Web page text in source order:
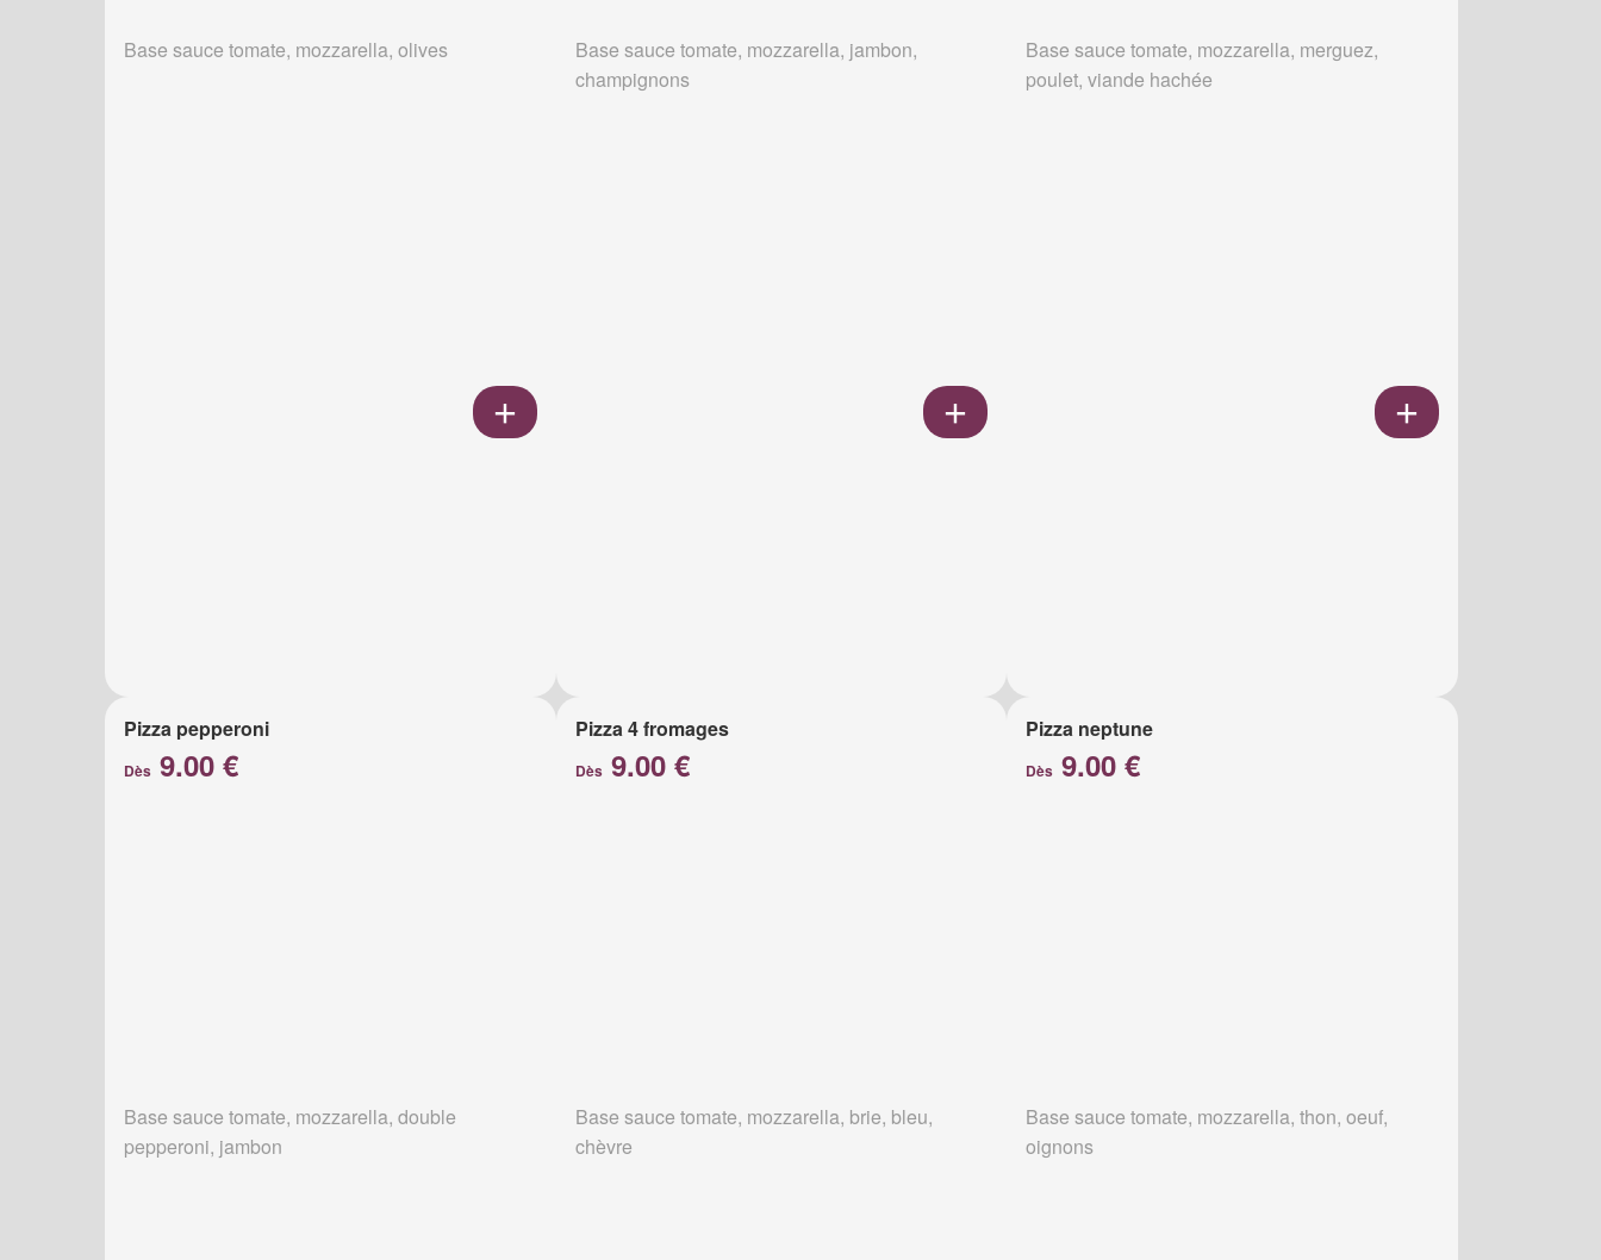
Base sauce tomate, mozzarella, olives
Base sauce tomate, mozzarella, jambon,
champignons
Base sauce tomate, mozzarella, merguez,
poulet, viande hachée
Pizza pepperoni
Dès 9.00 €
Base sauce tomate, mozzarella, double
pepperoni, jambon
Pizza 4 fromages
Dès9.00 €
Base sauce tomate, mozzarella, brie, bleu,
chèvre
Pizza neptune
Dès 9.00 €
Base sauce tomate, mozzarella, thon, oeuf,
oignons